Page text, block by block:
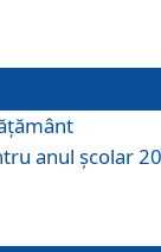
anul şcolar